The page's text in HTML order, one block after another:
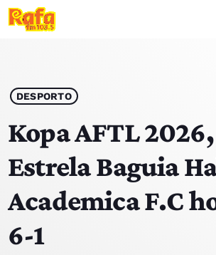
play_arrow OUVIR RAFA
HOME
NOTISIA
EKIPA
DESPORTO
Kopa AFTL
Estrela Baguia
Academica F.C
6-1